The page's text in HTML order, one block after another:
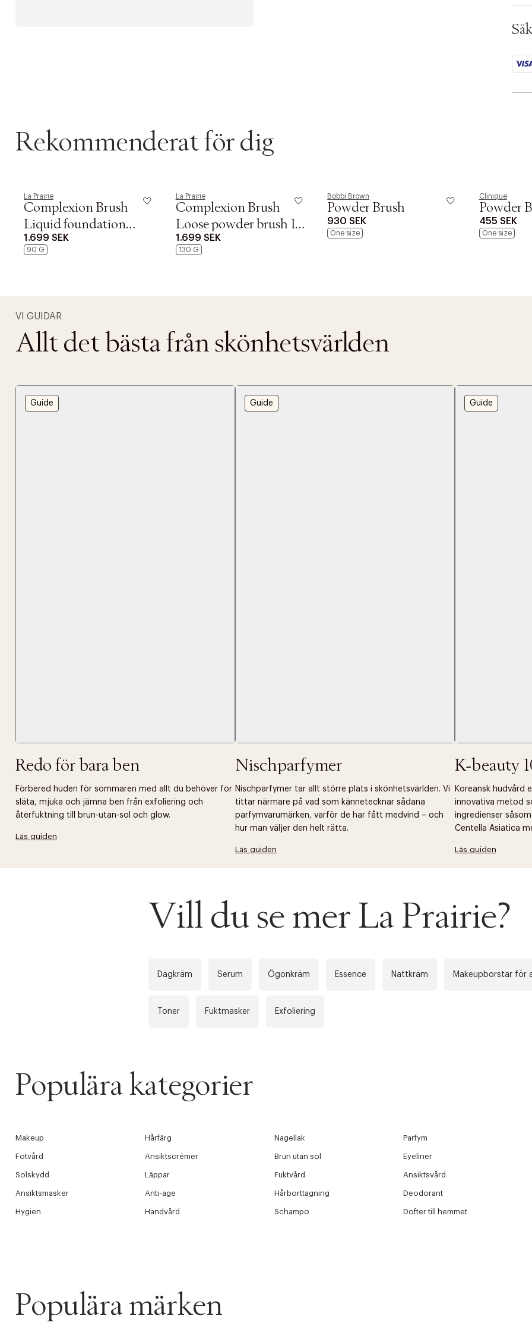
Rekommenderat för dig
La Prairie
Complexion Brush
Liquid foundation
brush 90 gr
1.699 SEK
90 G
La Prairie
Complexion Brush
Loose powder brush 130
gr
1.699 SEK
130 G
Bobbi Brown
Powder Brush
930 SEK
One size
Clinique
Powder
455 SEK
One size
VI GUIDAR
Allt det bästa från skönhetsvärlden
Guide
Redo för bara ben
Förbered huden för sommaren med allt du behöver för
släta, mjuka och jämna ben från exfoliering och
återfuktning till brun-utan-sol och glow.
Läs guiden
Guide
Nischparfymer
Nischparfymer tar allt större plats i skönhetsvärlden. Vi
tittar närmare på vad som kännetecknar sådana
parfymvarumärken, varför de har fått medvind – och
hur man väljer den helt rätta.
Läs guiden
Guide
K-beauty
Koreansk hudvård
innovativa metod
ingredienser
Centella Asiatica
Läs guiden
Vill du se mer La Prairie?
Dagkräm Serum Ögonkräm Essence Nattkräm Makeupborstar för
Toner Fuktmasker Exfoliering
Populära kategorier
Makeup Hårfärg Nagellak Parfym
Fotvård Ansiktscrémer Brun utan sol Eyeliner
Solskydd Läppar Fuktvård Ansiktsvård
Ansiktsmasker Anti-age Hårborttagning Deodorant
Hygien Handvård Schampo Dofter till hemmet
Populära märken